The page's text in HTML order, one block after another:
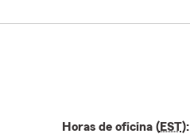
Horas de oficina (EST):